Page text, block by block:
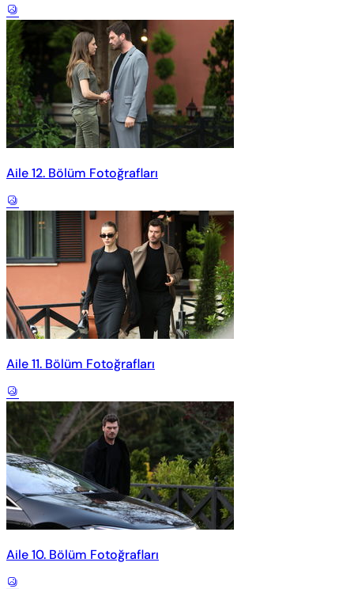
Aile 12. Bölüm Fotoğrafları
Aile 11. Bölüm Fotoğrafları
Aile 10. Bölüm Fotoğrafları